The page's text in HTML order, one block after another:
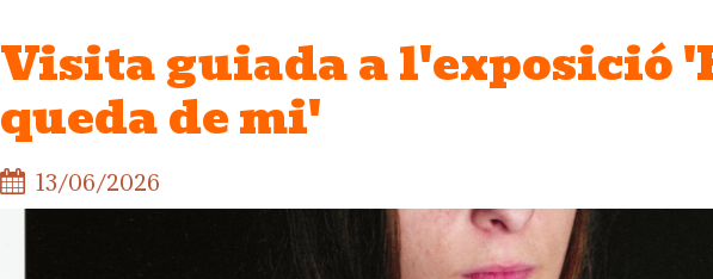
Visita guiada a l'exposició
queda de mi'
13/06/2026